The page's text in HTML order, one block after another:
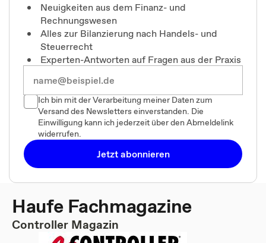
Neuigkeiten aus dem Finanz- und
Rechnungswesen
Alles zur Bilanzierung nach Handels- und
Steuerrecht
Experten-Antworten auf Fragen aus der Praxis
Ich bin mit der Verarbeitung meiner Daten zum
Versand des Newsletters einverstanden. Die
Einwilligung kann ich jederzeit über den Abmeldelink
widerrufen.
Jetzt abonnieren
Haufe Fachmagazine
Controller Magazin